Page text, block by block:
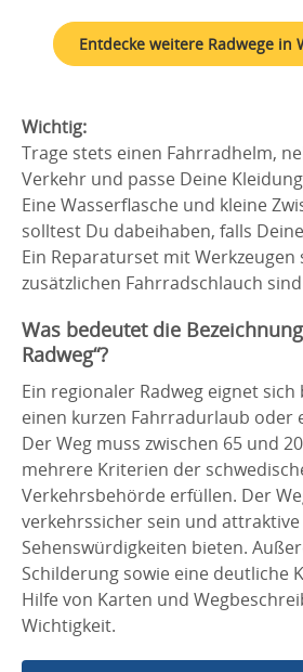
Entdecke weitere Radwege in
Wichtig:
Trage stets einen Fahrradhelm,
Verkehr und passe Deine
Eine Wasserflasche und kleine
solltest Du dabeihaben, falls
Ein Reparaturset mit Werkzeugen
zusätzlichen Fahrradschlauch
Was bedeutet die
Radweg“?
Ein regionaler Radweg eignet
einen kurzen Fahrradurlaub oder
Der Weg muss zwischen 65 und
mehrere Kriterien der
Verkehrsbehörde erfüllen. Der
verkehrssicher sein und
Sehenswürdigkeiten bieten.
Schilderung sowie eine deutliche
Hilfe von Karten und
Wichtigkeit.